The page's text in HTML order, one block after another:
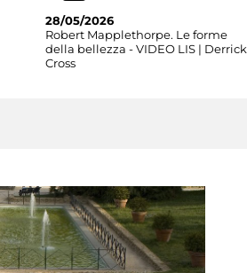
28/05/2026
Robert Mapplethorpe. Le forme
della bellezza - VIDEO LIS | Derrick
Cross